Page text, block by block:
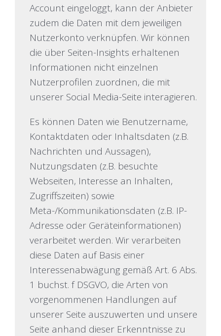
Account eingeloggt, kann der Anbieter
zudem die Daten mit dem jeweiligen
Nutzerkonto verknüpfen. Wir können
die über Seiten-Insights erhaltenen
Informationen nicht einzelnen
Nutzerprofilen zuordnen, die mit
unserer Social Media-Seite interagieren.
Es können Daten wie Benutzername,
Kontaktdaten oder Inhaltsdaten (z.B.
Nachrichten und Aussagen),
Nutzungsdaten (z.B. besuchte
Webseiten, Interesse an Inhalten,
Zugriffszeiten) sowie
Meta-/Kommunikationsdaten (z.B. IP-
Adresse oder Geräteinformationen)
verarbeitet werden. Wir verarbeiten
diese Daten auf Basis einer
Interessenabwägung gemäß Art. 6 Abs.
1 buchst. f DSGVO, die Arten von
vorgenommenen Handlungen auf
unserer Seite auszuwerten und unsere
Seite anhand dieser Erkenntnisse zu